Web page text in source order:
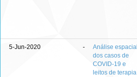
5-Jun-2020 -
Análise espacial
dos casos de
COVID-19 e
leitos de terapia